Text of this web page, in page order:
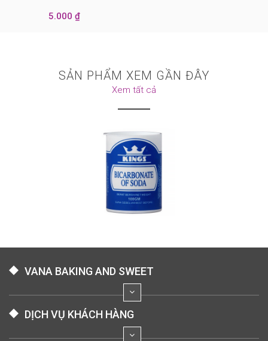
5.000 ₫
SẢN PHẨM XEM GẦN ĐÂY
Xem tất cả
VANA BAKING AND SWEET
DỊCH VỤ KHÁCH HÀNG